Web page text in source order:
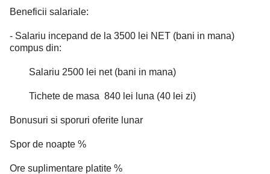
Beneficii salariale:
- Salariu incepand de la 3500 lei NET (bani in mana)
compus din:
Salariu 2500 lei net (bani in mana)
Tichete de masa 840 lei luna (40 lei zi)
Bonusuri si sporuri oferite lunar
Spor de noapte %
Ore suplimentare platite %